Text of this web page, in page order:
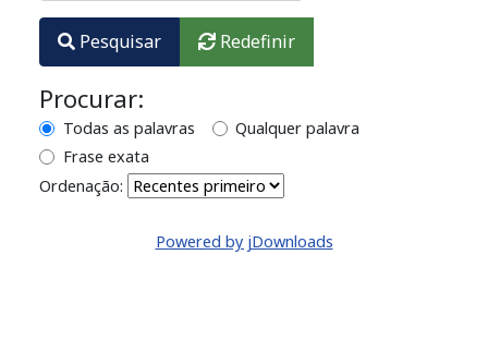
Pesquisar Redefinir
Procurar:
Todas as palavras
Qualquer palavra
Frase exata
Ordenação:
Powered by jDownloads